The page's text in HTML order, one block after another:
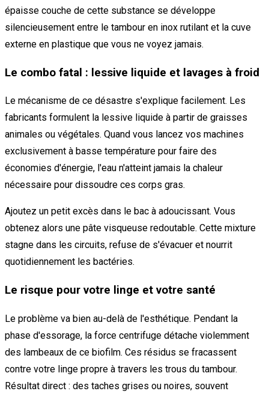
épaisse couche de cette substance se développe
silencieusement entre le tambour en inox rutilant et la cuve
externe en plastique que vous ne voyez jamais.
Le combo fatal : lessive liquide et lavages à froid
Le mécanisme de ce désastre s'explique facilement. Les
fabricants formulent la lessive liquide à partir de graisses
animales ou végétales. Quand vous lancez vos machines
exclusivement à basse température pour faire des
économies d'énergie, l'eau n'atteint jamais la chaleur
nécessaire pour dissoudre ces corps gras.
Ajoutez un petit excès dans le bac à adoucissant. Vous
obtenez alors une pâte visqueuse redoutable. Cette mixture
stagne dans les circuits, refuse de s'évacuer et nourrit
quotidiennement les bactéries.
Le risque pour votre linge et votre santé
Le problème va bien au-delà de l'esthétique. Pendant la
phase d'essorage, la force centrifuge détache violemment
des lambeaux de ce biofilm. Ces résidus se fracassent
contre votre linge propre à travers les trous du tambour.
Résultat direct : des taches grises ou noires, souvent